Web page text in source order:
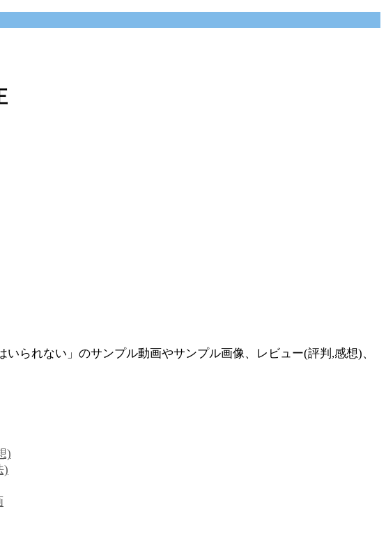
られない」のサンプル動画やサンプル画像、レビュー(評判,感想)、
)
)